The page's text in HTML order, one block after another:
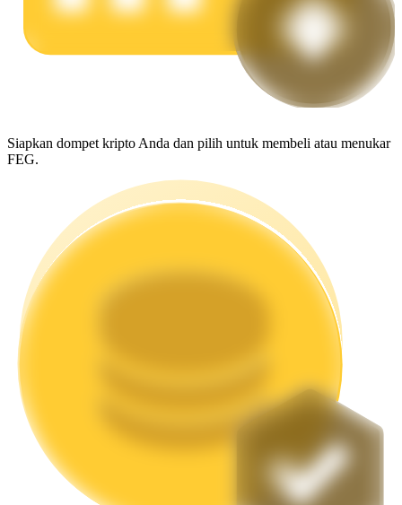
Mempertaruhkan
Siapkan dompet kripto Anda dan pilih untuk membeli atau menukar
FEG.